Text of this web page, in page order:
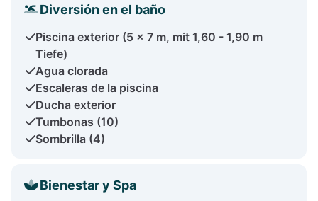
Diversión en el baño
Piscina exterior (5 x 7 m, mit 1,60 - 1,90 m
Tiefe)
Agua clorada
Escaleras de la piscina
Ducha exterior
Tumbonas (10)
Sombrilla (4)
Bienestar y Spa